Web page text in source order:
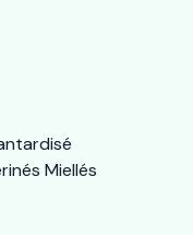
Miellés